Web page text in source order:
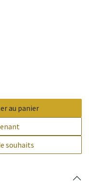
au panier
souhaits